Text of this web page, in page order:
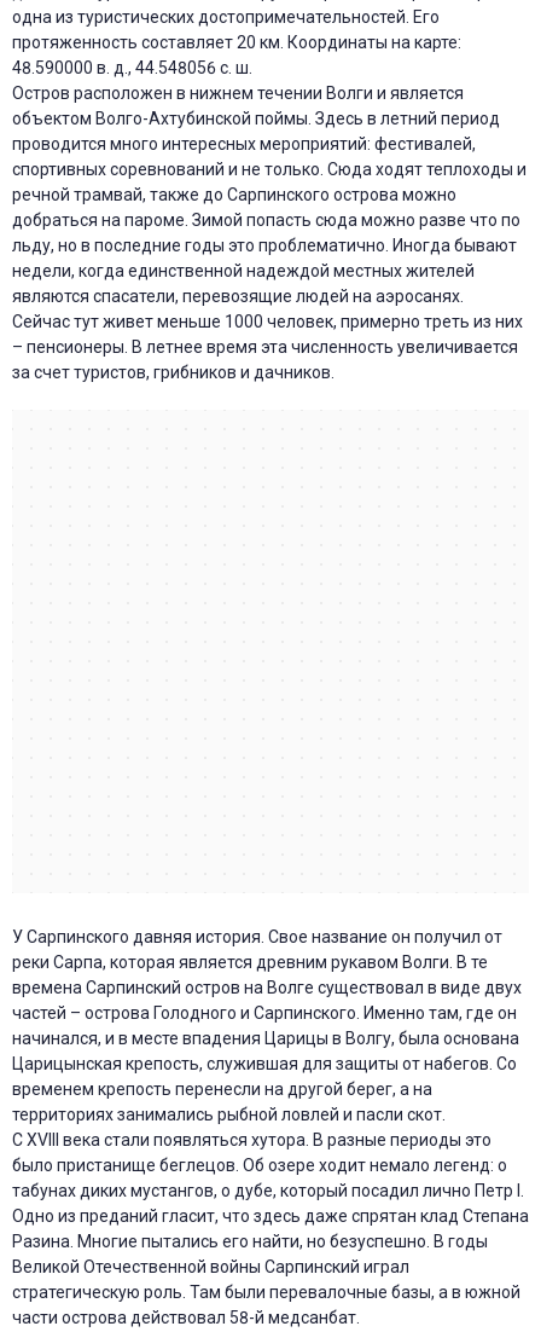
одна из туристических достопримечательностей. Его
протяженность составляет 20 км. Координаты на карте:
48.590000 в. д., 44.548056 с. ш.
Остров расположен в нижнем течении Волги и является
объектом Волго-Ахтубинской поймы. Здесь в летний период
проводится много интересных мероприятий: фестивалей,
спортивных соревнований и не только. Сюда ходят теплоходы и
речной трамвай, также до Сарпинского острова можно
добраться на пароме. Зимой попасть сюда можно разве что по
льду, но в последние годы это проблематично. Иногда бывают
недели, когда единственной надеждой местных жителей
являются спасатели, перевозящие людей на аэросанях.
Сейчас тут живет меньше 1000 человек, примерно треть из них
– пенсионеры. В летнее время эта численность увеличивается
за счет туристов, грибников и дачников.
У Сарпинского давняя история. Свое название он получил от
реки Сарпа, которая является древним рукавом Волги. В те
времена Сарпинский остров на Волге существовал в виде двух
частей – острова Голодного и Сарпинского. Именно там, где он
начинался, и в месте впадения Царицы в Волгу, была основана
Царицынская крепость, служившая для защиты от набегов. Со
временем крепость перенесли на другой берег, а на
территориях занимались рыбной ловлей и пасли скот.
С XVIII века стали появляться хутора. В разные периоды это
было пристанище беглецов. Об озере ходит немало легенд: о
табунах диких мустангов, о дубе, который посадил лично Петр I.
Одно из преданий гласит, что здесь даже спрятан клад Степана
Разина. Многие пытались его найти, но безуспешно. В годы
Великой Отечественной войны Сарпинский играл
стратегическую роль. Там были перевалочные базы, а в южной
части острова действовал 58-й медсанбат.